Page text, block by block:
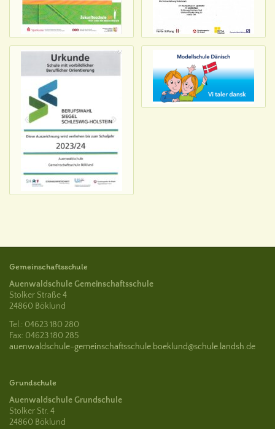
Gemeinschaftsschule
Auenwaldschule Gemeinschaftsschule
Stolker Straße 4
24860 Böklund
Tel.: 04623 180 280
Fax: 04623 180 285
auenwaldschule-gemeinschaftsschule.boeklund@schule.landsh.de
Grundschule
Auenwaldschule Grundschule
Stolker Str. 4
24860 Böklund